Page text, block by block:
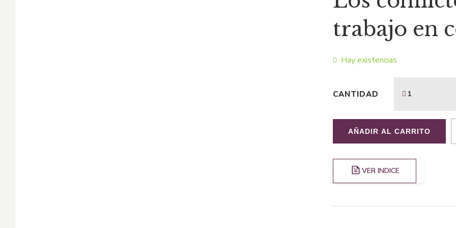
original
era:
$20,77.
es:
trabajo en
Hay existencias
CANTIDAD
AÑADIR AL CARRITO
VER INDICE